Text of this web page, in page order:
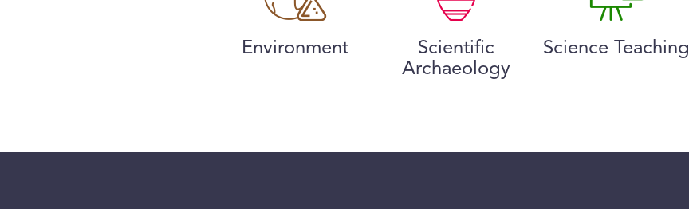
Environment
Scientific
Archaeology
Science Teaching